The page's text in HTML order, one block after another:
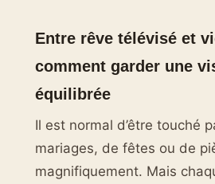
Entre rêve télévisé et
comment garder une
équilibrée
Il est normal d’être touché
mariages, de fêtes ou de
magnifiquement. Mais